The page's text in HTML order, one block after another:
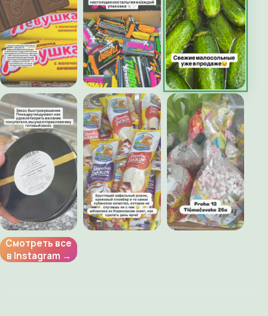
Смотреть все
в Instagram →